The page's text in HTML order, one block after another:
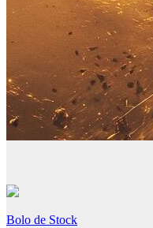
Bolo de Stock